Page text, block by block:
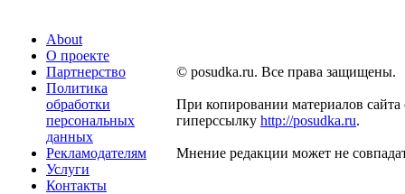
About
О проекте
Партнерство
Политика
обработки
персональных
данных
Рекламодателям
Услуги
Контакты
© posudka.ru. Все права защищены.
При копировании материалов сайта
гиперссылку http://posudka.ru.
Мнение редакции может не